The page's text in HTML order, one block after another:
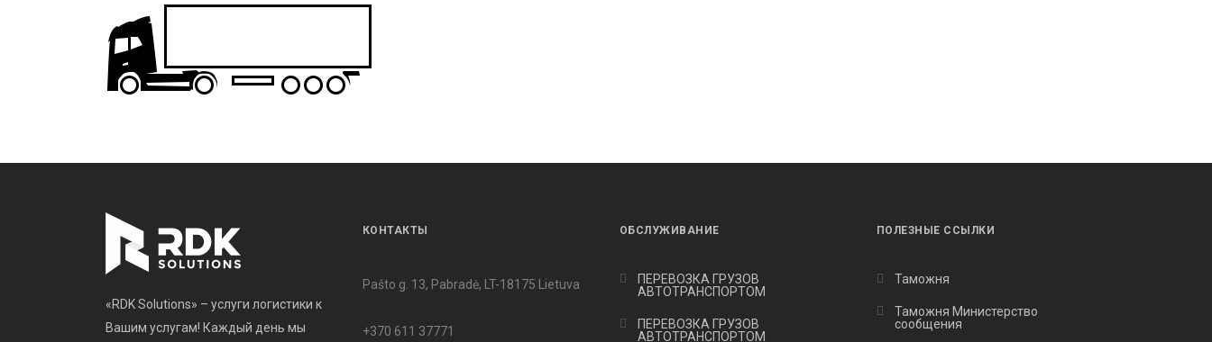
«RDK Solutions» – услуги логистики к
Вашим услугам! Каждый день мы
КОНТАКТЫ
Pašto g. 13, Pabradė, LT-18175 Lietuva
+370 611 37771
OБСЛУЖИВАНИЕ
ПЕРЕВОЗКА ГРУЗОВ
АВТОТРАНСПОРТОМ
ПЕРЕВОЗКА ГРУЗОВ
АВТОТРАНСПОРТОМ
ПОЛЕЗНЫЕ ССЫЛКИ
Таможня
Таможня Министерство
сообщения